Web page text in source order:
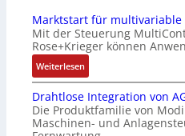
n
s
o
r
-
n
t
C
6
2
4
4
-
Z
Marktstart für multivariable
Mit der Steuerung
Rose+Krieger können
Weiterlesen:
M
a
r
k
Drahtlose Integration von
Die Produktfamilie von
Maschinen- und